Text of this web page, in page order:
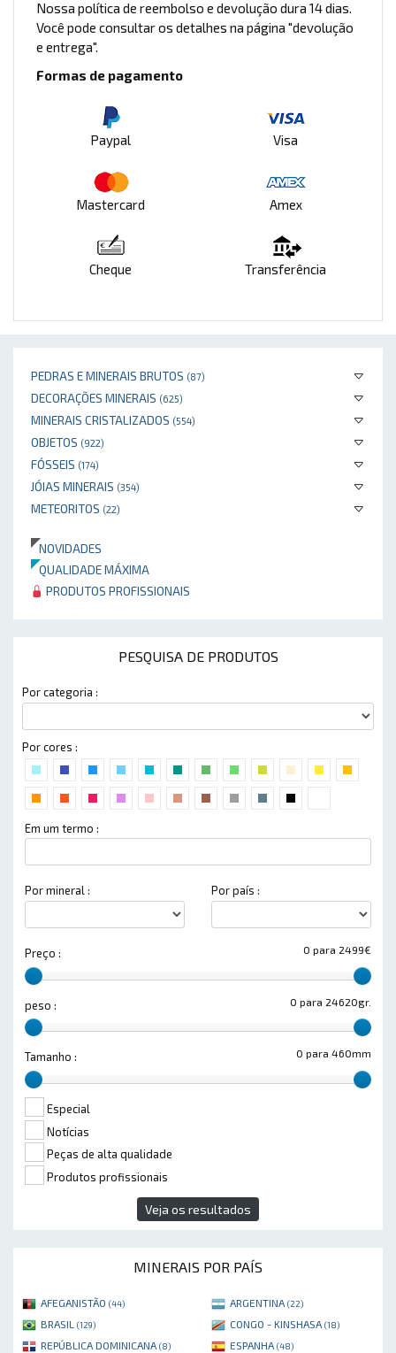
PEDRAS E MINERAIS BRUTOS (87)
DECORAÇÕES MINERAIS (625)
MINERAIS CRISTALIZADOS (554)
OBJETOS (922)
FÓSSEIS (174)
JÓIAS MINERAIS (354)
METEORITOS (22)
NOVIDADES
QUALIDADE MÁXIMA
PRODUTOS PROFISSIONAIS
PESQUISA DE PRODUTOS
Por categoria :
Por cores :
Em um termo :
Por mineral : Por país :
0 para 2499€
Preço :
0 para 24620gr.
peso :
0 para 460mm
Tamanho :
Especial
Notícias
Peças de alta qualidade
Produtos profissionais
Veja os resultados
MINERAIS POR PAÍS
AFEGANISTÃO (44) ARGENTINA (22)
BRASIL (129) CONGO - KINSHASA (18)
REPÚBLICA DOMINICANA (8) ESPANHA (48)
Nossa política de reembolso e devolução dura 14 dias.
Você pode consultar os detalhes na página "devolução
e entrega".
Formas de pagamento
Paypal Visa
Mastercard Amex
Cheque Transferência